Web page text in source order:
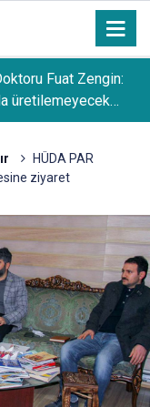
Fuat Zengin:
üretilemeyecek
HÜDA PAR
ziyaret